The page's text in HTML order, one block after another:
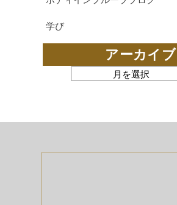
学び
アーカイブ